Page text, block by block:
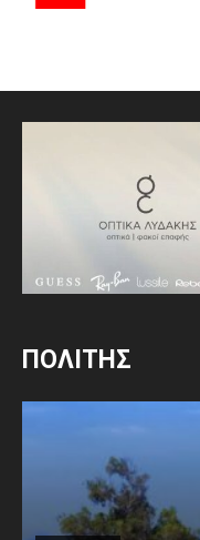
ΠΟΛΙΤΗΣ